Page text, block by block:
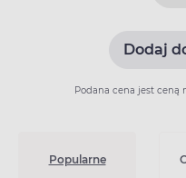
Dodaj
Podana cena jest ceną
Popularne